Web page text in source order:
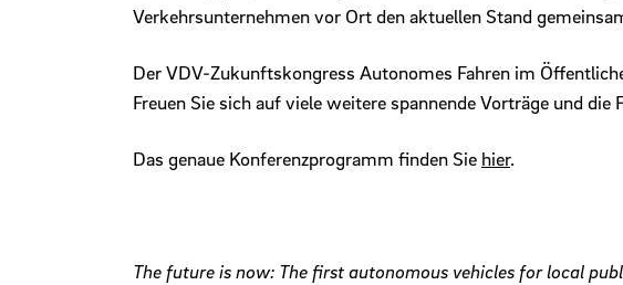
Verkehrsunternehmen vor Ort den aktuellen Stand
Der VDV-Zukunftskongress Autonomes Fahren im
Freuen Sie sich auf viele weitere spannende Vorträge und
Das genaue Konferenzprogramm finden Sie hier.
The future is now: The first autonomous vehicles for local